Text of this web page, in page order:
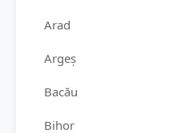
Arad
Argeș
Bacău
Bihor